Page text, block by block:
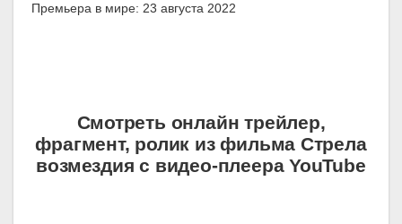
Премьера в мире: 23 августа 2022
Смотреть онлайн трейлер,
фрагмент, ролик из фильма Стрела
возмездия с видео-плеера YouTube